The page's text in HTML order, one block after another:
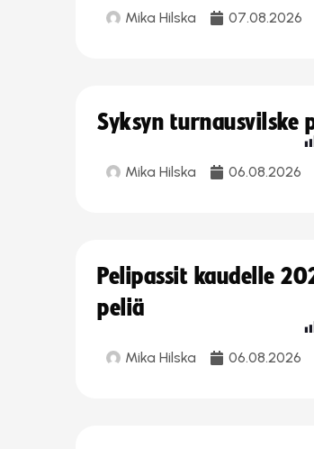
Mika Hilska 07.08.2026
Syksyn turnausvilske
Mika Hilska 06.08.2026
Pelipassit kaudelle
peliä
Mika Hilska 06.08.2026